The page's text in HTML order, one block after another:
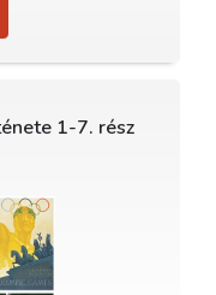
1-7. rész